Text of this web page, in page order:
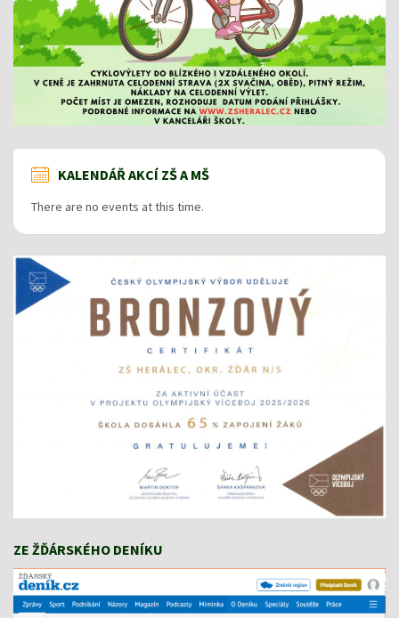
KALENDÁŘ AKCÍ ZŠ A MŠ
There are no events at this time.
ZE ŽĎÁRSKÉHO DENÍKU